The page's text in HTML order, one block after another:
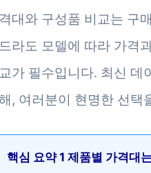
대와 구성품 비교는 구
라도 모델에 따라 가격
가 필수입니다. 최신 데
, 여러분이 현명한 선택
핵심 요약 1 제품별 가격대